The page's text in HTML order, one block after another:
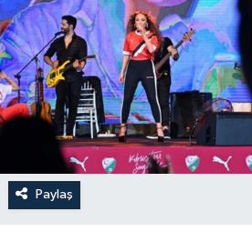
Paylaş